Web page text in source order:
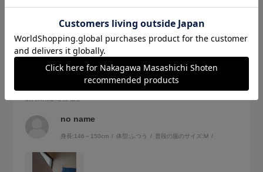
2026.7.23
和風でかわいい
サイズ：サイズなし 色：紺
no name
身長:146～150cm 体型: ふつう 普段の服のサイズ:M